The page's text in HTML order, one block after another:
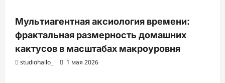
Мультиагентная аксиология времени:
фрактальная размерность домашних
кактусов в масштабах макроуровня
studiohallo_ 1 мая 2026